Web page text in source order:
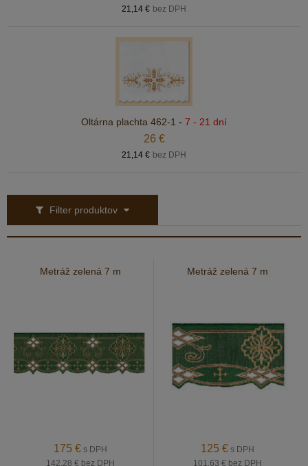
21,14 € bez DPH
Oltárna plachta 462-1 - 7 - 21 dní
26 €
21,14 € bez DPH
Filter produktov
Metráž zelená 7 m
175 € s DPH
142,28 € bez DPH
Metráž zelená 7 m
125 € s DPH
101,63 € bez DPH